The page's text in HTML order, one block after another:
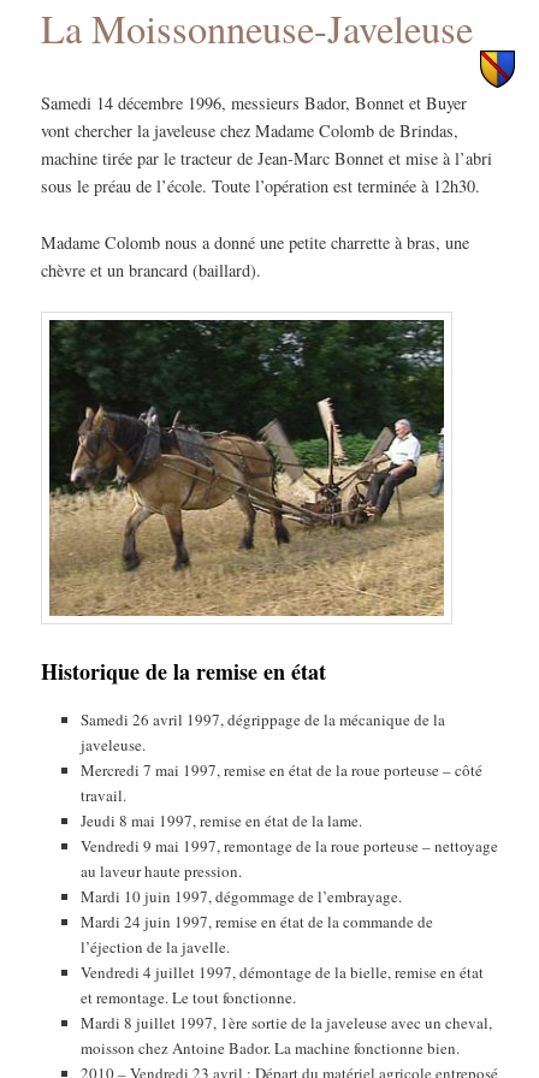
principal
secondaire
La Moissonneuse-Javeleuse
Samedi 14 décembre 1996, messieurs Bador, Bonnet et Buyer
vont chercher la javeleuse chez Madame Colomb de Brindas,
machine tirée par le tracteur de Jean-Marc Bonnet et mise à l’abri
sous le préau de l’école. Toute l’opération est terminée à 12h30.
Madame Colomb nous a donné une petite charrette à bras, une
chèvre et un brancard (baillard).
Historique de la remise en état
Samedi 26 avril 1997, dégrippage de la mécanique de la
javeleuse.
Mercredi 7 mai 1997, remise en état de la roue porteuse – côté
travail.
Jeudi 8 mai 1997, remise en état de la lame.
Vendredi 9 mai 1997, remontage de la roue porteuse – nettoyage
au laveur haute pression.
Mardi 10 juin 1997, dégommage de l’embrayage.
Mardi 24 juin 1997, remise en état de la commande de
l’éjection de la javelle.
Vendredi 4 juillet 1997, démontage de la bielle, remise en état
et remontage. Le tout fonctionne.
Mardi 8 juillet 1997, 1ère sortie de la javeleuse avec un cheval,
moisson chez Antoine Bador. La machine fonctionne bien.
2010 – Vendredi 23 avril : Départ du matériel agricole entreposé